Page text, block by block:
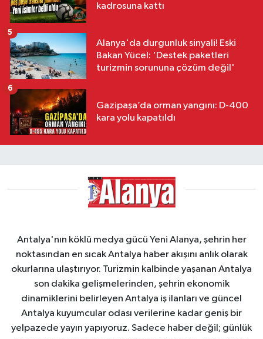
kadrosuna kattı
Alanya'da durgunluk sinyali! Eski
Bakan Yücel: 'Destek paketleri
turizmin sorununa çözüm değil'
5
Gazipaşa’da orman yangını: D-400
kara yolu kapatıldı
6
Antalya'nın köklü medya gücü Yeni Alanya, şehrin her
noktasından en sıcak Antalya haber akışını anlık olarak
okurlarına ulaştırıyor. Turizmin kalbinde yaşanan Antalya
son dakika gelişmelerinden, şehrin ekonomik
dinamiklerini belirleyen Antalya iş ilanları ve güncel
Antalya kuyumcular odası verilerine kadar geniş bir
yelpazede yayın yapıyoruz. Sadece haber değil; günlük